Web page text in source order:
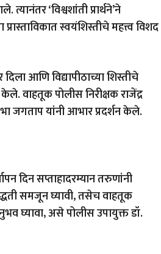
‘विश्वशांती प्रार्थने’ने
स्वयंशिस्तीचे महत्त्व विशद
आणि विद्यापीठाच्या शिस्तीचे
वाहतूक पोलीस निरीक्षक राजेंद्र
जगताप यांनी आभार प्रदर्शन केले.
दिन सप्ताहादरम्यान तरुणांनी
समजून घ्यावी, तसेच वाहतूक
घ्यावा, असे पोलीस उपायुक्त डॉ.